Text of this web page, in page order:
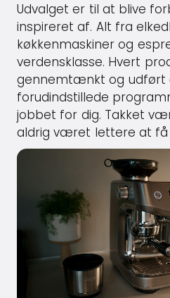
Udvalget er til at blive
inspireret af. Alt fra
køkkenmaskiner og
verdensklasse. Hvert
gennemtænkt og udført
forudindstillede
jobbet for dig. Takket
aldrig været lettere at få